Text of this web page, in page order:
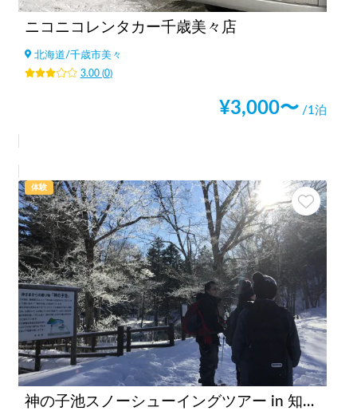
ニコニコレンタカー千歳美々店
北海道/千歳市美々
3.00(0)
¥3,000〜 /1泊
体験
神の子池スノーシューイングツアー in 知床・清里町